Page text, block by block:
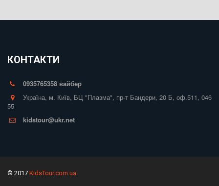
КОНТАКТИ
0935765358 вайбер
Україна, м. Київ, БЦ "Плазма", пр-т Бандери, 20 Б, оф.511, 046
55
kidstour@ukr.net
© 2017 KidsTour.com.ua